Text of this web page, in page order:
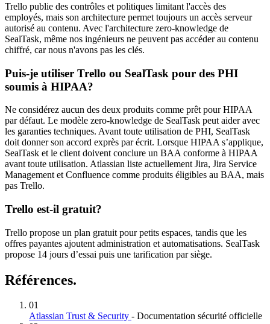
Trello publie des contrôles et politiques limitant l'accès des
employés, mais son architecture permet toujours un accès serveur
autorisé au contenu. Avec l'architecture zero-knowledge de
SealTask, même nos ingénieurs ne peuvent pas accéder au contenu
chiffré, car nous n'avons pas les clés.
Puis-je utiliser Trello ou SealTask pour des PHI
soumis à HIPAA?
Ne considérez aucun des deux produits comme prêt pour HIPAA
par défaut. Le modèle zero-knowledge de SealTask peut aider avec
les garanties techniques. Avant toute utilisation de PHI, SealTask
doit donner son accord exprès par écrit. Lorsque HIPAA s’applique,
SealTask et le client doivent conclure un BAA conforme à HIPAA
avant toute utilisation. Atlassian liste actuellement Jira, Jira Service
Management et Confluence comme produits éligibles au BAA, mais
pas Trello.
Trello est-il gratuit?
Trello propose un plan gratuit pour petits espaces, tandis que les
offres payantes ajoutent administration et automatisations. SealTask
propose 14 jours d’essai puis une tarification par siège.
Références.
01
Atlassian Trust & Security - Documentation sécurité officielle